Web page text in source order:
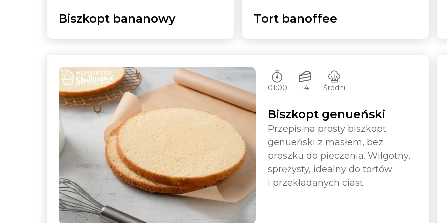
Biszkopt bananowy Tort banoffee
Czas przygotowywania:
01:00
Ilość porcji:
14
Poziom trudności:
Średni
Biszkopt genueński
Przepis na prosty biszkopt
genueński z masłem, bez
proszku do pieczenia. Wilgotny,
sprężysty, idealny do tortów
i przekładanych ciast.